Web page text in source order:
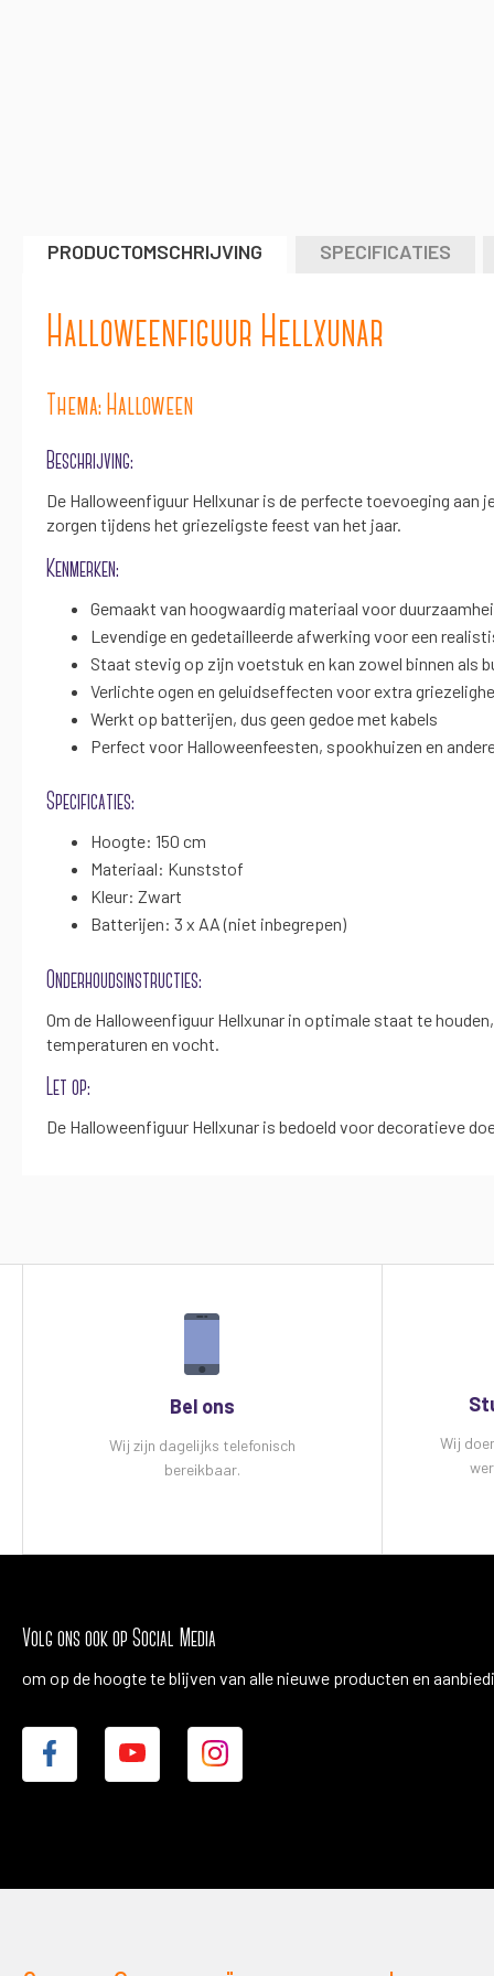
PRODUCTOMSCHRIJVING
Halloweenfiguur Hellxunar
Thema: Halloween
Beschrijving:
De Halloweenfiguur Hellxunar is de perfecte toevoeging
zorgen tijdens het griezeligste feest van het jaar.
Kenmerken:
Gemaakt van hoogwaardig materiaal voor
Levendige en gedetailleerde afwerking voor een
Staat stevig op zijn voetstuk en kan zowel binnen als
Verlichte ogen en geluidseffecten voor extra
Werkt op batterijen, dus geen gedoe met kabels
Perfect voor Halloweenfeesten, spookhuizen en
Specificaties:
Hoogte: 150 cm
Materiaal: Kunststof
Kleur: Zwart
Batterijen: 3 x AA (niet inbegrepen)
Onderhoudsinstructies:
Om de Halloweenfiguur Hellxunar in optimale staat te
temperaturen en vocht.
Let op:
De Halloweenfiguur Hellxunar is bedoeld voor decoratieve
SPECIFICATIES
Bel ons
Wij zijn dagelijks telefonisch
bereikbaar.
Wij
Volg ons ook op Social Media
om op de hoogte te blijven van alle nieuwe producten en